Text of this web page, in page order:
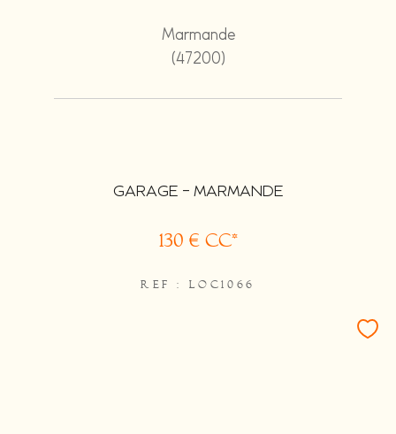
Marmande
(47200)
GARAGE - MARMANDE
130 € CC*
REF : LOC1066